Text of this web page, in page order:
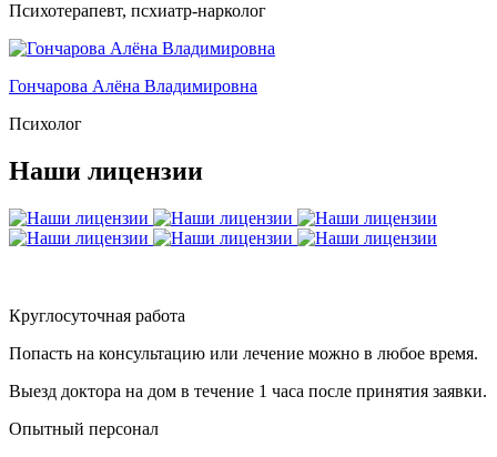
Психотерапевт, псхиатр-нарколог
Гончарова Алёна Владимировна
Психолог
Наши лицензии
Круглосуточная работа
Попасть на консультацию или лечение можно в любое время.
Выезд доктора на дом в течение 1 часа после принятия заявки.
Опытный персонал